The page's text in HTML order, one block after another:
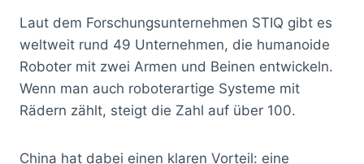
Laut dem Forschungsunternehmen STIQ gibt es
weltweit rund 49 Unternehmen, die humanoide
Roboter mit zwei Armen und Beinen entwickeln.
Wenn man auch roboterartige Systeme mit
Rädern zählt, steigt die Zahl auf über 100.
China hat dabei einen klaren Vorteil: eine